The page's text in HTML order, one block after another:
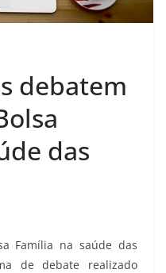
debatem
das
Família na saúde das
de debate realizado